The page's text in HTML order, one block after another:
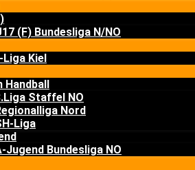
(F) Bundesliga N/NO
Kiel
Handball
Staffel NO
Nord
Liga
Jugend Bundesliga NO